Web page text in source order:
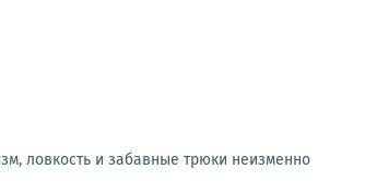
ловкость и забавные трюки неизменно